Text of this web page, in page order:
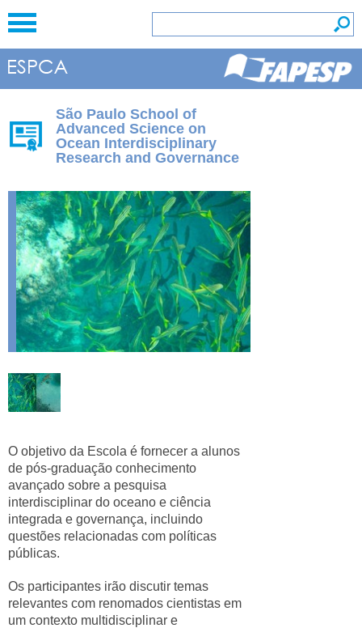
São Paulo School of
Advanced Science on
Ocean Interdisciplinary
Research and Governance
O objetivo da Escola é fornecer a alunos
de pós-graduação conhecimento
avançado sobre a pesquisa
interdisciplinar do oceano e ciência
integrada e governança, incluindo
questões relacionadas com políticas
públicas.
Os participantes irão discutir temas
relevantes com renomados cientistas em
um contexto multidisciplinar e